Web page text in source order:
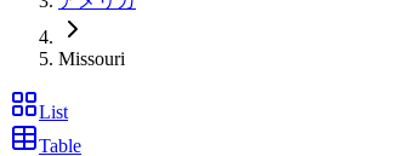
Missouri
List
Table